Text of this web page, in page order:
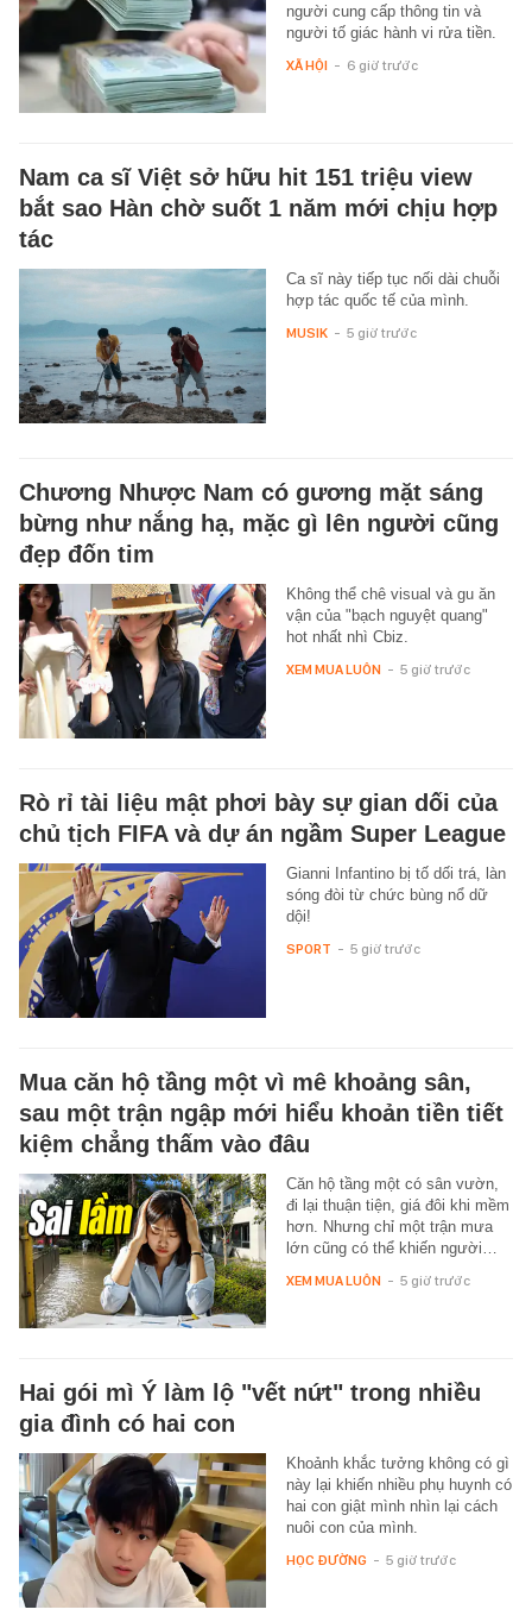
người cung cấp thông tin và
người tố giác hành vi rửa tiền.
XÃ HỘI - 6 giờ trước
Nam ca sĩ Việt sở hữu hit 151 triệu view
bắt sao Hàn chờ suốt 1 năm mới chịu hợp
tác
Ca sĩ này tiếp tục nối dài chuỗi
hợp tác quốc tế của mình.
MUSIK - 5 giờ trước
Chương Nhược Nam có gương mặt sáng
bừng như nắng hạ, mặc gì lên người cũng
đẹp đốn tim
Không thể chê visual và gu ăn
vận của "bạch nguyệt quang"
hot nhất nhì Cbiz.
XEM MUA LUÔN - 5 giờ trước
Rò rỉ tài liệu mật phơi bày sự gian dối của
chủ tịch FIFA và dự án ngầm Super League
Gianni Infantino bị tố dối trá, làn
sóng đòi từ chức bùng nổ dữ
dội!
SPORT - 5 giờ trước
Mua căn hộ tầng một vì mê khoảng sân,
sau một trận ngập mới hiểu khoản tiền tiết
kiệm chẳng thấm vào đâu
Căn hộ tầng một có sân vườn,
đi lại thuận tiện, giá đôi khi mềm
hơn. Nhưng chỉ một trận mưa
lớn cũng có thể khiến người…
XEM MUA LUÔN - 5 giờ trước
Hai gói mì Ý làm lộ "vết nứt" trong nhiều
gia đình có hai con
Khoảnh khắc tưởng không có gì
này lại khiến nhiều phụ huynh có
hai con giật mình nhìn lại cách
nuôi con của mình.
HỌC ĐƯỜNG - 5 giờ trước